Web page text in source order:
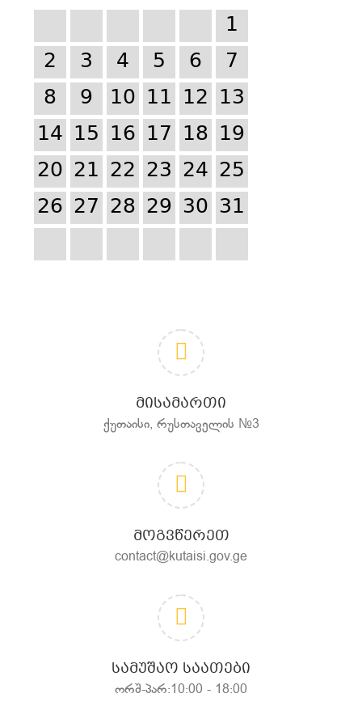
1
2
3 4 5 6
7
8
9 10 11 12 13
14 15 16 17 18 19
20 21 22 23 24 25
26 27 28 29 30 31
ᲛᲘᲡᲐᲛᲐᲠᲗᲘ
ქუთაისი, რუსთაველის №3
ᲛᲝᲒᲕᲬᲔᲠᲔᲗ
contact@kutaisi.gov.ge
ᲡᲐᲛᲣᲨᲐᲝ ᲡᲐᲐᲗᲔᲑᲘ
ორშ-პარ:10:00 - 18:00